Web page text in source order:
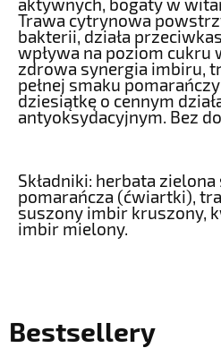
Trawa cytrynowa
bakterii, działa
wpływa na poziom cukru
zdrowa synergia imbiru,
pełnej smaku
dziesiątkę o cennym
antyoksydacyjnym. Bez
Składniki: herbata
pomarańcza (ćwiartki),
suszony imbir kruszony,
imbir mielony.
Bestsellery